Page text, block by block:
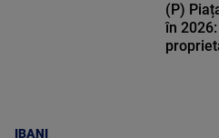
IBANI
(P)
în